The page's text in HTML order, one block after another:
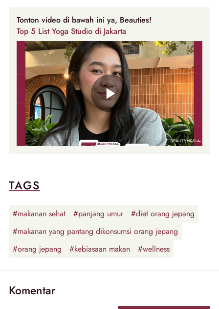
Tonton video di bawah ini ya, Beauties!
Top 5 List Yoga Studio di Jakarta
TAGS
#makanan sehat #panjang umur
#diet orang jepang
#makanan yang pantang dikonsumsi orang jepang
#orang jepang
#kebiasaan makan #wellness
Komentar